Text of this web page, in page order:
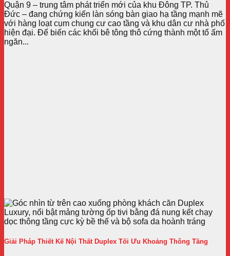
Quận 9 – trung tâm phát triển mới của khu Đông TP. Thủ
Đức – đang chứng kiến làn sóng bàn giao hạ tầng mạnh mẽ
với hàng loạt cụm chung cư cao tầng và khu dân cư nhà phố
hiện đại. Để biến các khối bê tông thô cứng thành một tổ ấm
ngăn...
Giải Pháp Thiết Kế Nội Thất Duplex Tối Ưu Khoảng Thông Tầng